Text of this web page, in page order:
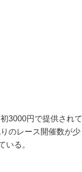
3000円で提供されて
のレース開催数が少
いる。